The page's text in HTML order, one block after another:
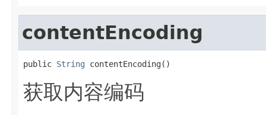
contentEncoding
public String contentEncoding()
获取内容编码